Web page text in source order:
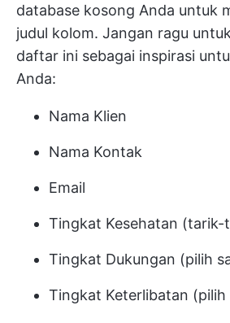
database kosong Anda untuk
judul kolom. Jangan ragu
daftar ini sebagai inspirasi
Anda:
Nama Klien
Nama Kontak
Email
Tingkat Kesehatan (tarik-
Tingkat Dukungan (pilih
Tingkat Keterlibatan (pilih